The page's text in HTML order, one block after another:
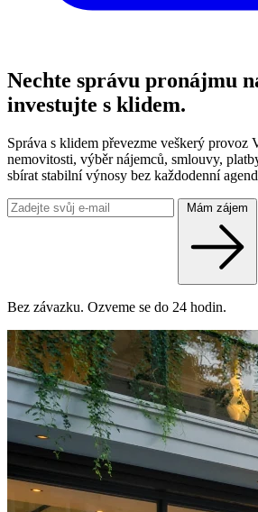
Nechte správu pronájmu
investujte s klidem.
Správa s klidem převezme veškerý provoz
nemovitosti, výběr nájemců, smlouvy,
sbírat stabilní výnosy bez každodenní
Mám zájem
Bez závazku. Ozveme se do 24 hodin.